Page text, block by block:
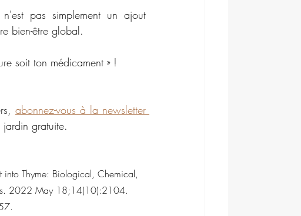
pas simplement un ajout
bien-être global.
soit ton médicament » !
abonnez-vous à la newsletter
gratuite.
into Thyme: Biological, Chemical,
2022 May 18;14(10):2104.